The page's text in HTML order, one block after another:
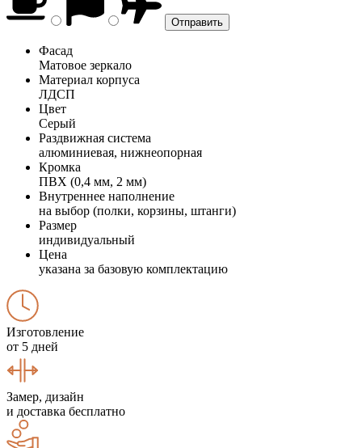
Фасад
Матовое зеркало
Материал корпуса
ЛДСП
Цвет
Серый
Раздвижная система
алюминиевая, нижнеопорная
Кромка
ПВХ (0,4 мм, 2 мм)
Внутреннее наполнение
на выбор (полки, корзины, штанги)
Размер
индивидуальный
Цена
указана за базовую комплектацию
Изготовление
от 5 дней
Замер, дизайн
и доставка бесплатно